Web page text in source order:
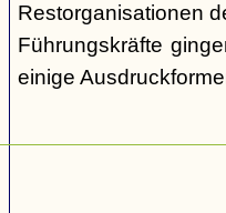
Restorganisationen
Führungskräfte
einige